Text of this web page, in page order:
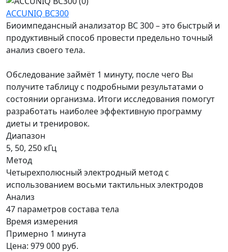
ACCUNIQ BC300
Биоимпедансный анализатор BC 300 – это быстрый и
продуктивный способ провести предельно точный
анализ своего тела.
Обследование займёт 1 минуту, после чего Вы
получите таблицу с подробными результатами о
состоянии организма. Итоги исследования помогут
разработать наиболее эффективную программу
диеты и тренировок.
Диапазон
5, 50, 250 кГц
Метод
Четырехполюсный электродный метод с
использованием восьми тактильных электродов
Анализ
47 параметров состава тела
Время измерения
Примерно 1 минута
Цена: 979 000 руб.